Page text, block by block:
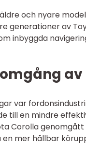
och nyare
generationer av
inbyggda
var
till en mindre
Corolla
mer hållbar